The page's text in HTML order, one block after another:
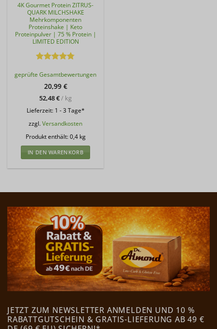
4K Gourmet Protein ZITRUS-
QUARK MILCHSHAKE
Mehrkomponenten
Proteinshake | Keto
Proteinpulver | 75 % Protein |
LIMITED EDITION
mit4.75
von 5
geprüfte Gesamtbewertungen
20,99 €
52,48€/ kg
Lieferzeit: 1 - 3 Tage*
zzgl.Versandkosten
Produkt enthält: 0,4 kg
IN DEN WARENKORB
JETZT ZUM NEWSLETTER ANMELDEN UND 10 %
RABATTGUTSCHEIN & GRATIS-LIEFERUNG AB 49 €